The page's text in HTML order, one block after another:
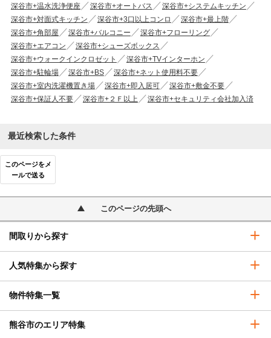
深谷市+温水洗浄便座
深谷市+オートバス
深谷市+システムキッチン
深谷市+対面式キッチン
深谷市+3口以上コンロ
深谷市+最上階
深谷市+角部屋
深谷市+バルコニー
深谷市+フローリング
深谷市+エアコン
深谷市+シューズボックス
深谷市+ウォークインクロゼット
深谷市+TVインターホン
深谷市+駐輪場
深谷市+BS
深谷市+ネット使用料不要
深谷市+室内洗濯機置き場
深谷市+即入居可
深谷市+敷金不要
深谷市+保証人不要
深谷市+２Ｆ以上 深谷市+セキュリティ会社加入済
最近検索した条件
このページをメ
ールで送る
このページの先頭へ
間取りから探す
人気特集から探す
物件特集一覧
熊谷市のエリア特集